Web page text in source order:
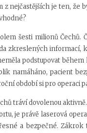
z nejčastějších je ten, že
šesti milionů Čechů.
zkreslených informací,
podstupovat
namáháno, pacient
období si pro operaci
tráví dovolenou
je právě laserová
a bezpečné.